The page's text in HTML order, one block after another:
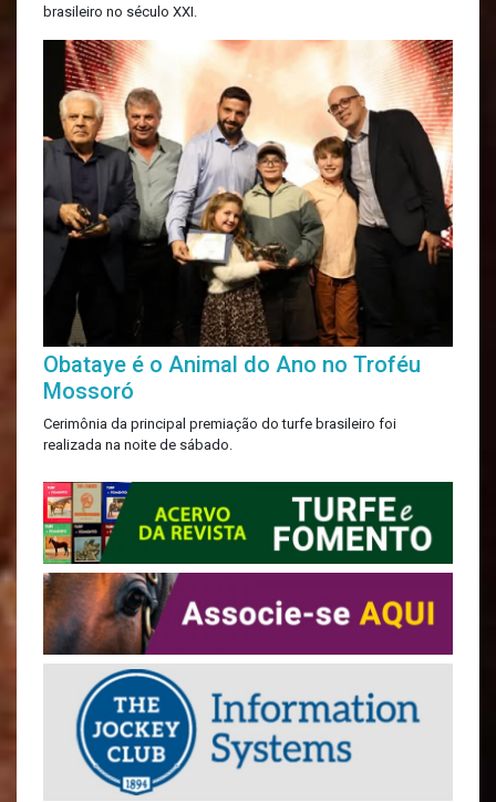
brasileiro no século XXI.
Obataye é o Animal do Ano no Troféu
Mossoró
Cerimônia da principal premiação do turfe brasileiro foi
realizada na noite de sábado.